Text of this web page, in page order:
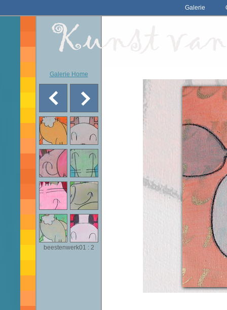
Galerie
Galerie Home
beestenwerk01 : 2